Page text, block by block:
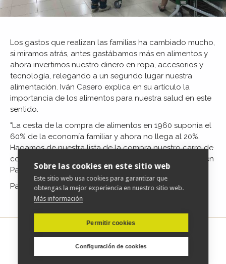
Los gastos que realizan las familias ha cambiado mucho,
si miramos atrás, antes gastábamos más en alimentos y
ahora invertimos nuestro dinero en ropa, accesorios y
tecnología, relegando a un segundo lugar nuestra
alimentación. Iván Casero explica en su artículo la
importancia de los alimentos para nuestra salud en este
sentido.
"La cesta de la compra de alimentos en 1960 suponía el
60% de la economía familiar y ahora no llega al 20%.
Hagamos de nuestra lista de la compra nuestro carro de
combate, bien vale mirar el precio de la vida, vivamos en
Paz, hoy día de los difuntos y de la ecología."
Para acceder al artículo completopulse aquí
Sobre las cookies en este sitio web
Este sitio web usa cookies para garantizar que
obtengas la mejor experiencia en nuestro sitio web.
Más información
Permitir cookies
Configuración de cookies